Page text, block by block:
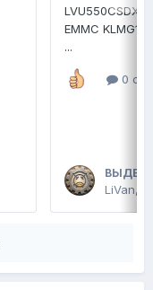
LVU550CSDX
EMMC
...
0
LiVan,